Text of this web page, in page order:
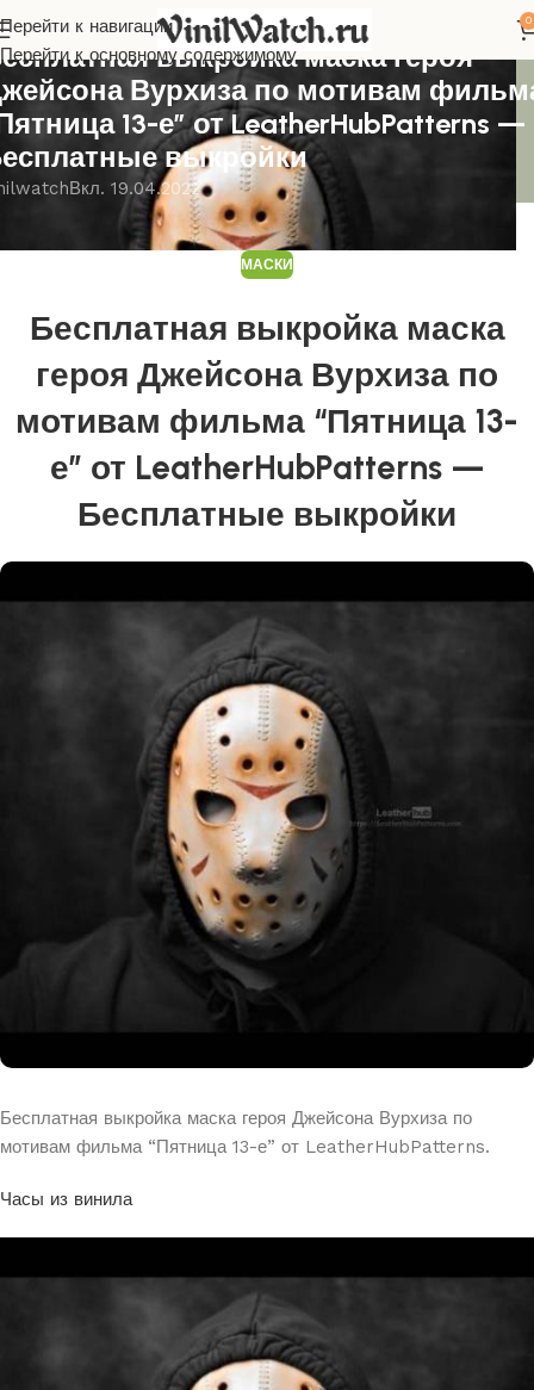
Перейти к навигации
Перейти к основному содержимому
0
выкройка маска героя
Вурхиза по мотивам
13-е” от LeatherHubPatterns —
выкройки
Вкл. 19.04.2022
МАСКИ
Бесплатная выкройка маска
героя Джейсона Вурхиза по
мотивам фильма “Пятница 13-
е” от LeatherHubPatterns —
Бесплатные выкройки
Бесплатная выкройка маска героя Джейсона Вурхиза по
мотивам фильма “Пятница 13-е” от LeatherHubPatterns.
Часы из винила